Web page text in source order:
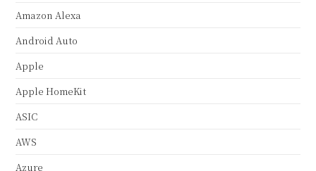
Amazon Alexa
Android Auto
Apple
Apple HomeKit
ASIC
AWS
Azure